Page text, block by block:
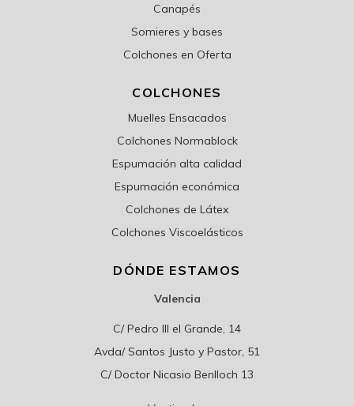
Canapés
Somieres y bases
Colchones en Oferta
COLCHONES
Muelles Ensacados
Colchones Normablock
Espumación alta calidad
Espumación económica
Colchones de Látex
Colchones Viscoelásticos
DÓNDE ESTAMOS
Valencia
C/ Pedro III el Grande, 14
Avda/ Santos Justo y Pastor, 51
C/ Doctor Nicasio Benlloch 13